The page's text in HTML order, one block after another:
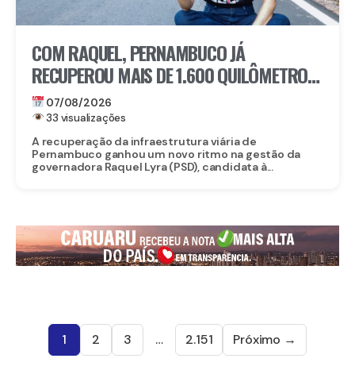
COM RAQUEL, PERNAMBUCO JÁ
RECUPEROU MAIS DE 1.600 QUILÔMETROS
DE ESTRADAS
07/08/2026
33 visualizações
A recuperação da infraestrutura viária de
Pernambuco ganhou um novo ritmo na gestão da
governadora Raquel Lyra (PSD), candidata à...
1 2 3 … 2.151 Próximo →